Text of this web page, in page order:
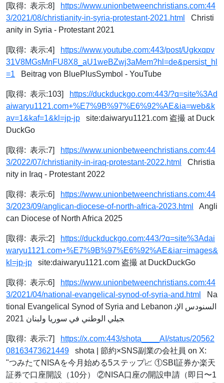
[取得: 表示:8]
https://www.unionbetweenchristians.com:44
3/2021/08/christianity-in-syria-protestant-2021.html
Christi
anity in Syria - Protestant 2021
[取得: 表示:4]
https://www.youtube.com:443/post/Ugkxqpv
31V8MGsMnFU8X8_aU1weBZwj3aMem?hl=de&persist_hl
=1 Beitrag von BluePlusSymbol - YouTube
[取得: 表示:103]
https://duckduckgo.com:443/?q=site%3Ad
aiwaryu1121.com+%E7%9B%97%E6%92%AE&ia=web&k
av=1&kaf=1&kl=jp-jp site:daiwaryu1121.com 盗撮 at Duck
DuckGo
[取得: 表示:7]
https://www.unionbetweenchristians.com:44
3/2022/07/christianity-in-iraq-protestant-2022.html
Christia
nity in Iraq - Protestant 2022
[取得: 表示:6]
https://www.unionbetweenchristians.com:44
3/2023/09/anglican-diocese-of-north-africa-2023.html
Angli
can Diocese of North Africa 2025
[取得: 表示:2]
https://duckduckgo.com:443/?q=site%3Adai
waryu1121.com+%E7%9B%97%E6%92%AE&iar=images&
kl=jp-jp site:daiwaryu1121.com 盗撮 at DuckDuckGo
[取得: 表示:6]
https://www.unionbetweenchristians.com:44
3/2021/04/national-evangelical-synod-of-syria-and.html
Na
tional Evangelical Synod of Syria and Lebanon السنودس الإن
جيلي الوطني في سوريا ولبنان 2021
[取得: 表示:7]
https://x.com:443/shota____AI/status/20562
08163473621449 shota | 節約×SNS副業の会社員 on X:
"つみたてNISAを今月始める5ステップ📈 ①SBI証券か楽天
証券で口座開設（10分） ②NISA口座の開設申請（即日〜1